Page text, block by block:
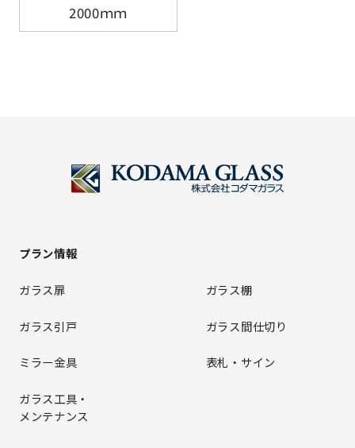
2000ｍｍ
プラン情報
ガラス扉 ガラス棚
ガラス引戸 ガラス間仕切り
ミラー金具 表札・サイン
ガラス工具・
メンテナンス